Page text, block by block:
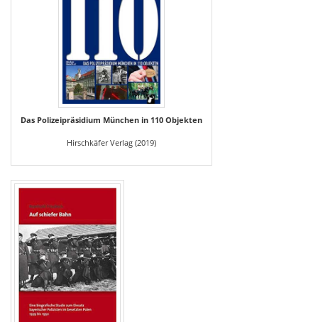
Das Polizeipräsidium München in 110 Objekten
Hirschkäfer Verlag (2019)